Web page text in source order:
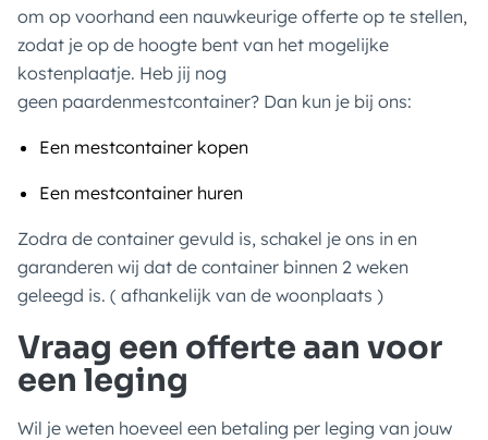
om op voorhand een nauwkeurige offerte op te stellen,
zodat je op de hoogte bent van het mogelijke
kostenplaatje. Heb jij nog
geen paardenmestcontainer? Dan kun je bij ons:
Een mestcontainer kopen
Een mestcontainer huren
Zodra de container gevuld is, schakel je ons in en
garanderen wij dat de container binnen 2 weken
geleegd is. ( afhankelijk van de woonplaats )
Vraag een offerte aan voor
een leging
Wil je weten hoeveel een betaling per leging van jouw